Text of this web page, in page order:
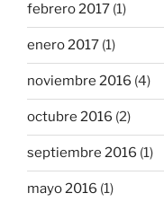
febrero 2017 (1)
enero 2017 (1)
noviembre 2016 (4)
octubre 2016 (2)
septiembre 2016 (1)
mayo 2016 (1)